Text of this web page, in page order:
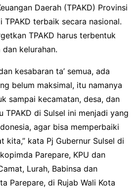
Daerah (TPAKD) Provinsi
TPAKD terbaik secara nasional.
TPAKD harus terbentuk
kelurahan.
kesabaran ta’ semua, ada
belum maksimal, itu namanya
sampai kecamatan, desa, dan
TPAKD di Sulsel ini menjadi yang
agar bisa memperbaiki
kita,” kata Pj Gubernur Sulsel di
Parepare, KPU dan
Lurah, Babinsa dan
Parepare, di Rujab Wali Kota